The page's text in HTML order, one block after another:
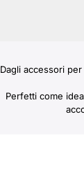
Dagli accessori
Perfetti come